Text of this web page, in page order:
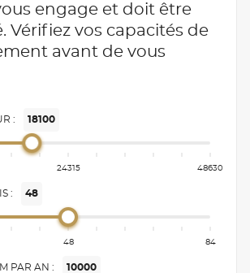
engage et doit être
Vérifiez vos capacités de
avant de vous
: 18100
24315 48630
: 48
48 84
PAR AN : 10000